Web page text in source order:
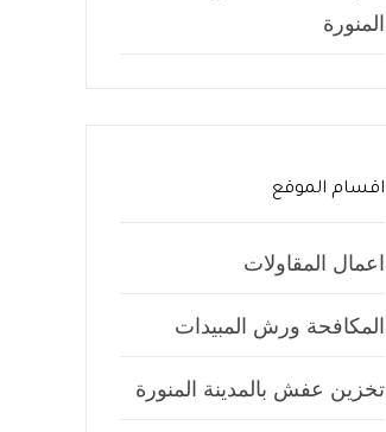
المنورة
اقسام الموقع
اعمال المقاولات
المكافحة ورش المبيدات
تخزين عفش بالمدينة المنورة